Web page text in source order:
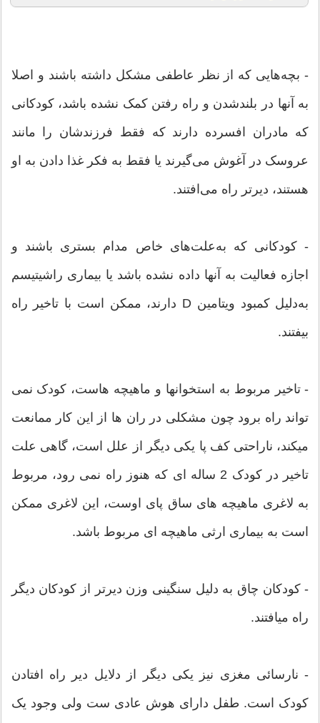
- بچه‌هایی که از نظر عاطفی مشکل داشته باشند و اصلا
به آنها در بلند‌شدن و راه رفتن کمک نشده باشد، کودکانی
که مادران افسرده‌ دارند که فقط فرزندشان را مانند
عروسک در آغوش می‌گیرند یا فقط به فکر غذا دادن به او
هستند، دیرتر راه‌ می‌افتند.
- کودکانی که به‌علت‌های خاص مدام بستری باشند و
اجازه فعالیت به آنها داده نشده باشد یا بیماری راشیتیسم
به‌دلیل کمبود ویتامین D دارند، ممکن است با تاخیر راه
بیفتند.
- تاخیر مربوط به استخوانها و ماهیچه هاست، کودک نمی
تواند راه برود چون مشکلی در ران ها از این کار ممانعت
میکند، ناراحتی کف پا یکی دیگر از علل است، گاهی علت
تاخیر در کودک 2 ساله ای که هنوز راه نمی رود، مربوط
به لاغری ماهیچه های ساق پای اوست، این لاغری ممکن
است به بیماری ارثی ماهیچه ای مربوط باشد.
- کودکان چاق به دلیل سنگینی وزن دیرتر از کودکان دیگر
راه میافتند.
- نارسائی مغزی نیز یکی دیگر از دلایل دیر راه افتادن
کودک است. طفل دارای هوش عادی ست ولی وجود یک